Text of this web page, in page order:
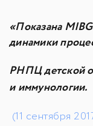
«Показана
динамики
РНПЦ детской
и иммунологии.
(11 сентября